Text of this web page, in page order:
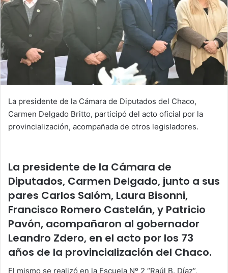
La presidente de la Cámara de Diputados del Chaco,
Carmen Delgado Britto, participó del acto oficial por la
provincialización, acompañada de otros legisladores.
La presidente de la Cámara de
Diputados, Carmen Delgado, junto a sus
pares Carlos Salóm, Laura Bisonni,
Francisco Romero Castelán, y Patricio
Pavón, acompañaron al gobernador
Leandro Zdero, en el acto por los 73
años de la provincialización del Chaco.
El mismo se realizó en la Escuela Nº 2 “Raúl B. Díaz”,